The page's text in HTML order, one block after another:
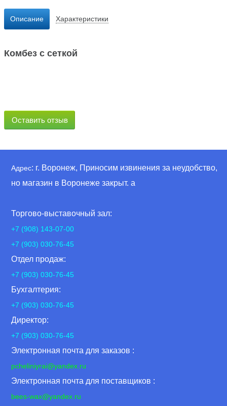
Описание Характеристики
Комбез с сеткой
Оставить отзыв
Адрес: г. Воронеж, Приносим извинения за неудобство,
но магазин в Воронеже закрыт. а
Торгово-выставочный зал:
+7 (908) 143-07-00
+7 (903) 030-76-45
Отдел продаж:
+7 (903) 030-76-45
Бухгалтерия:
+7 (903) 030-76-45
Директор:
+7 (903) 030-76-45
Электронная почта для заказов :
pcheliniyrai@yandex.ru
Электронная почта для поставщиков :
bees-wax@yandex.ru